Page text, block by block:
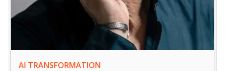
AI TRANSFORMATION